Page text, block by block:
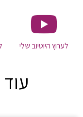
לערוץ היוטיוב שלי